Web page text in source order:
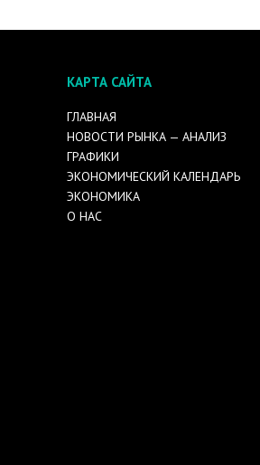
КАРТА САЙТА
ГЛАВНАЯ
НОВОСТИ РЫНКА — АНАЛИЗ
ГРАФИКИ
ЭКОНОМИЧЕСКИЙ КАЛЕНДАРЬ
ЭКОНОМИКА
О НАС